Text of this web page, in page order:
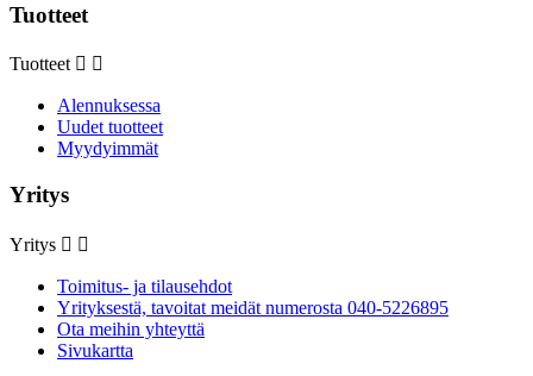
Tuotteet
Tuotteet  
Alennuksessa
Uudet tuotteet
Myydyimmät
Yritys
Yritys  
Toimitus- ja tilausehdot
Yrityksestä, tavoitat meidät numerosta 040-5226895
Ota meihin yhteyttä
Sivukartta